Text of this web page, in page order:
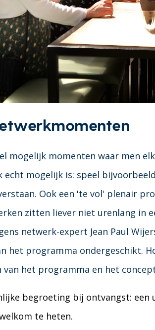
mogelijk momenten waar men
echt mogelijk is: speel
Ook een 'te vol' plenair
zitten liever niet urenlang in
netwerk-expert Jean Paul
het programma ondergeschikt.
van het programma en het
begroeting bij ontvangst: een
te heten.